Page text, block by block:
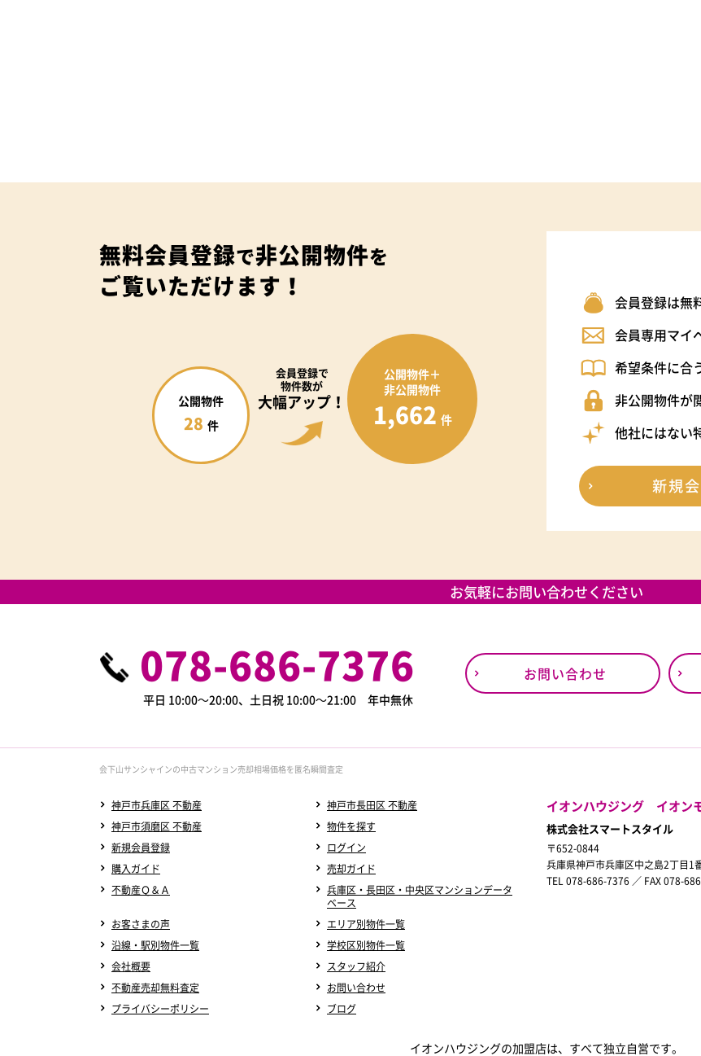
無料会員登録で非公開物件を
ご覧いただけます！
会員登録で
物件数が
大幅アップ！
公開物件
28 件
公開物件＋
非公開物件
1,662 件
会員登録は無
会員専用マイ
希望条件に合
非公開物件が
他社にはない
新規
お気軽にお問い合わせください
078-686-7376
平日 10:00～20:00、土日祝 10:00～21:00 年中無休
お問い合わせ
会下山サンシャインの中古マンション売却相場価格を匿名瞬間査定
神戸市兵庫区 不動産
神戸市長田区 不動産
神戸市須磨区 不動産
物件を探す
新規会員登録
ログイン
購入ガイド
売却ガイド
不動産Ｑ＆Ａ
兵庫区・長田区・中央区マンションデータ
ベース
お客さまの声
エリア別物件一覧
沿線・駅別物件一覧
学校区別物件一覧
会社概要
スタッフ紹介
不動産売却無料査定
お問い合わせ
プライバシーポリシー
ブログ
イオンハウジング イオン
株式会社スマートスタイル
〒652-0844
兵庫県神戸市兵庫区中之島2丁目
TEL 078-686-7376 ／ FAX 078-
イオンハウジングの加盟店は、すべて独立自営です。